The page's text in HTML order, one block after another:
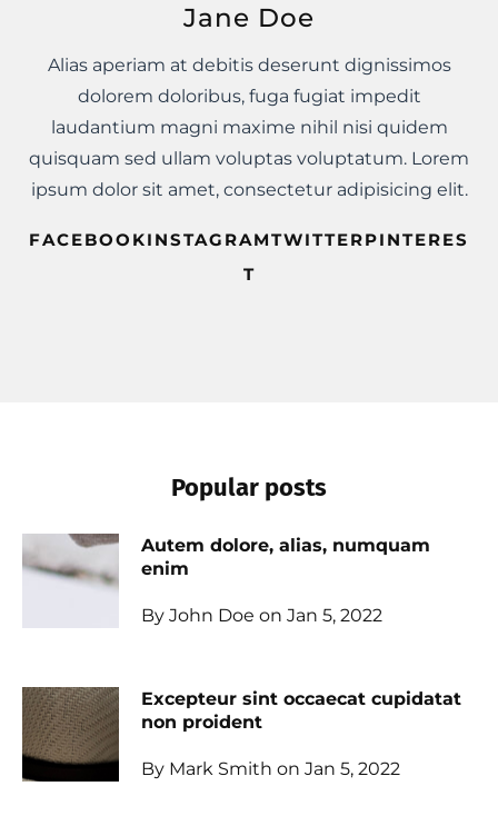
Jane Doe
Alias aperiam at debitis deserunt dignissimos
dolorem doloribus, fuga fugiat impedit
laudantium magni maxime nihil nisi quidem
quisquam sed ullam voluptas voluptatum. Lorem
ipsum dolor sit amet, consectetur adipisicing elit.
FACEBOOKINSTAGRAMTWITTERPINTERES
T
Popular posts
Autem dolore, alias, numquam
enim
By John Doe on Jan 5, 2022
Excepteur sint occaecat cupidatat
non proident
By Mark Smith on Jan 5, 2022